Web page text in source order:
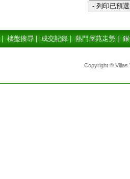
樓盤搜尋 成交記錄 熱門屋苑走勢
Copyright © Villas